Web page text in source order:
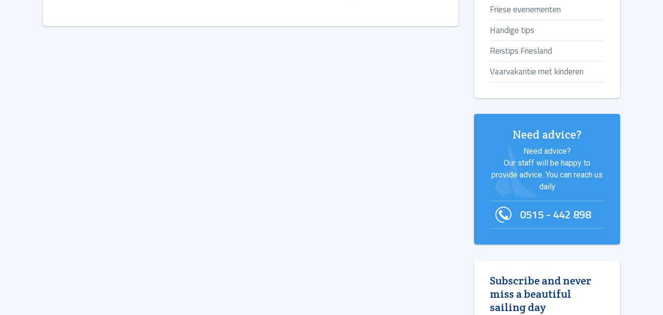
Friese evenementen
Handige tips
Reistips Friesland
Vaarvakantie met kinderen
Need advice?
Need advice?
Our staff will be happy to
provide advice. You can reach us
daily
0515 - 442 898
Subscribe and never
miss a beautiful
sailing day